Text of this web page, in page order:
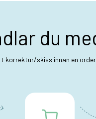
du
korrektur/skiss innan en